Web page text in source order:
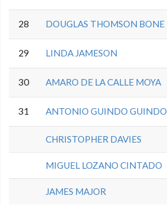
28 DOUGLAS THOMSON BONE
29 LINDA JAMESON
30 AMARO DE LA CALLE MOYA
31 ANTONIO GUINDO GUINDO
CHRISTOPHER DAVIES
MIGUEL LOZANO CINTADO
JAMES MAJOR